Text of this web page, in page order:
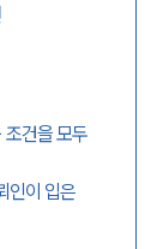
건을 모두
인이 입은